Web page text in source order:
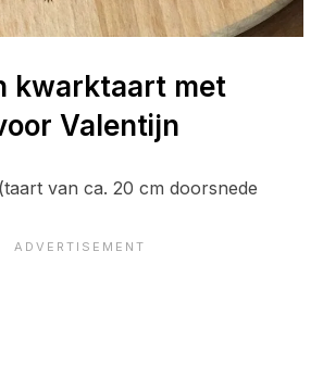
kwarktaart met
Valentijn
van ca. 20 cm doorsnede